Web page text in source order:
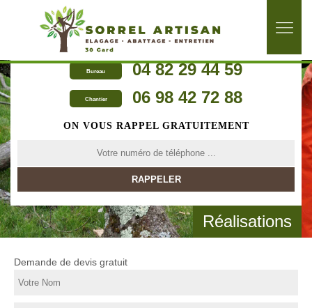
Bureau 04 82 29 44 59
Chantier 06 98 42 72 88
ON VOUS RAPPEL GRATUITEMENT
Réalisations
Demande de devis gratuit